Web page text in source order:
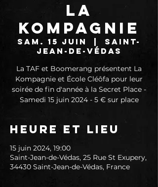
La
Kompagnie
sam. 15 juin
Saint-
Jean-de-Védas
La TAF et Boomerang présentent La
Kompagnie et École Cléôfa pour leur
soirée de fin d'année à la Secret Place -
Samedi 15 juin 2024 - 5 € sur place
Heure et lieu
15 juin 2024, 19:00
Saint-Jean-de-Védas, 25 Rue St Exupery,
34430 Saint-Jean-de-Védas, France